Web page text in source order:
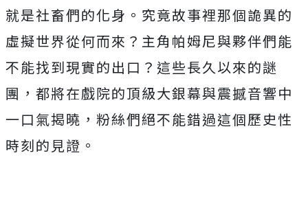
就是社畜們的化身。究竟故事裡那個詭異的
虛擬世界從何而來？ 主角帕姆尼與夥伴們能
不能找到現實的出口？這些長久以來的謎
團， 都將在戲院的頂級大銀幕與震撼音響中
一口氣揭曉， 粉絲們絕不能錯過這個歷史性
時刻的見證。